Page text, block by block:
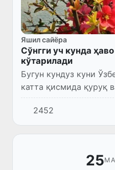
Яшил сайёра
Сўнгги уч кунда
кўтарилади
Бугун кундуз куни
катта қисмида қуруқ
ҳаво бўлади.
2452
25